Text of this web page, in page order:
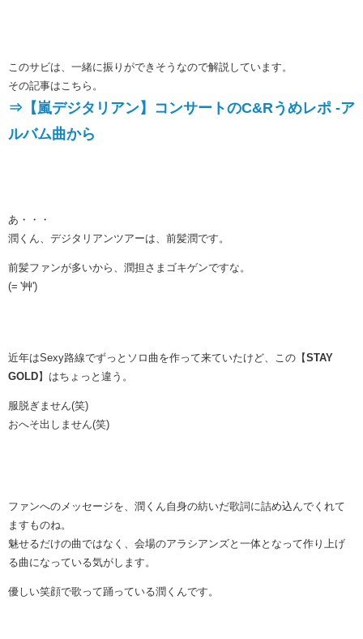
このサビは、一緒に振りができそうなので解説しています。
その記事はこちら。
⇒【嵐デジタリアン】コンサートのC&Rうめレポ -ア
ルバム曲から
あ・・・
潤くん、デジタリアンツアーは、前髪潤です。
前髪ファンが多いから、潤担さまゴキゲンですな。
(= '艸')
近年はSexy路線でずっとソロ曲を作って来ていたけど、この【STAY
GOLD】はちょっと違う。
服脱ぎません(笑)
おへそ出しません(笑)
ファンへのメッセージを、潤くん自身の紡いだ歌詞に詰め込んでくれて
ますものね。
魅せるだけの曲ではなく、会場のアラシアンズと一体となって作り上げ
る曲になっている気がします。
優しい笑顔で歌って踊っている潤くんです。